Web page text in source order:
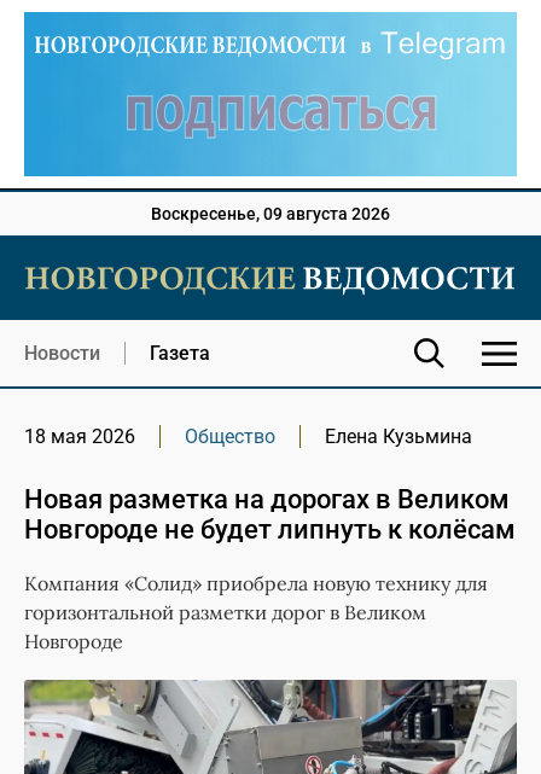
Воскресенье, 09 августа 2026
Новости Газета
18 мая 2026 Общество Елена Кузьмина
Новая разметка на дорогах в Великом
Новгороде не будет липнуть к колёсам
Компания «Солид» приобрела новую технику для
горизонтальной разметки дорог в Великом
Новгороде